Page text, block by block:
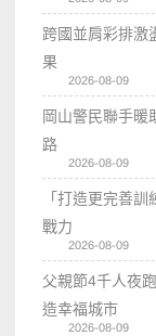
跨國並肩彩排
果
2026-08-09
岡山警民聯手
路
2026-08-09
「打造更完善
戰力
2026-08-09
父親節4千人夜
造幸福城市
2026-08-09